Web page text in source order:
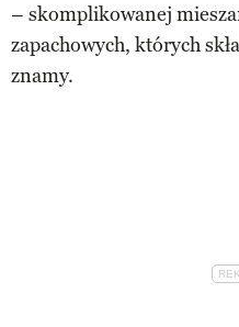
– skomplikowanej
zapachowych, których
znamy.